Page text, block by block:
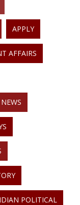
APPLY
AFFAIRS
POLITICAL